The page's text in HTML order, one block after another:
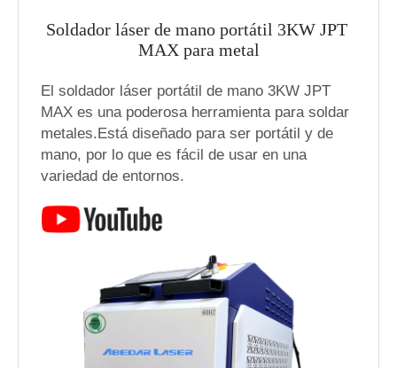
Soldador láser de mano portátil 3KW JPT
MAX para metal
El soldador láser portátil de mano 3KW JPT
MAX es una poderosa herramienta para soldar
metales.Está diseñado para ser portátil y de
mano, por lo que es fácil de usar en una
variedad de entornos.